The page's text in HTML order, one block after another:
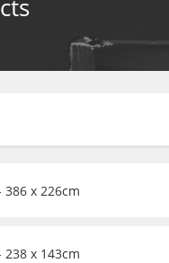
x 226cm
x 143cm